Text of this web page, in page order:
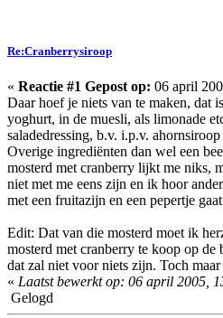
Re:Cranberrysiroop
« Reactie #1 Gepost op: 06 april
Daar hoef je niets van te maken, dat
yoghurt, in de muesli, als limonade
saladedressing, b.v. i.p.v.
Overige ingrediënten dan wel een
mosterd met cranberry lijkt me niks,
niet met me eens zijn en ik hoor
met een fruitazijn en een pepertje
Edit: Dat van die mosterd moet ik
mosterd met cranberry te koop op de
dat zal niet voor niets zijn. Toch maar
« Laatst bewerkt op: 06 april 2005,
Gelogd